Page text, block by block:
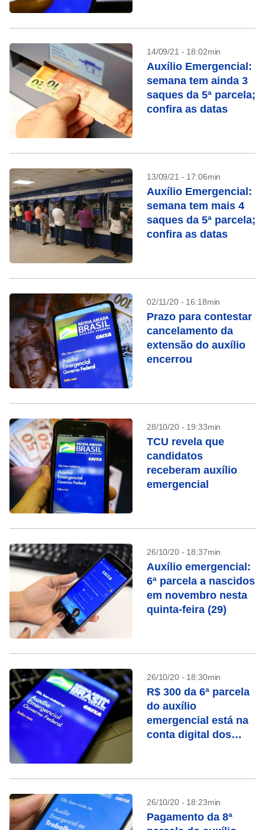
14/09/21 - 18:02min
Auxílio Emergencial:
semana tem ainda 3
saques da 5ª parcela;
confira as datas
13/09/21 - 17:06min
Auxílio Emergencial:
semana tem mais 4
saques da 5ª parcela;
confira as datas
02/11/20 - 16:18min
Prazo para contestar
cancelamento da
extensão do auxílio
encerrou
28/10/20 - 19:33min
TCU revela que
candidatos
receberam auxílio
emergencial
26/10/20 - 18:37min
Auxílio emergencial:
6ª parcela a nascidos
em novembro nesta
quinta-feira (29)
26/10/20 - 18:30min
R$ 300 da 6ª parcela
do auxílio
emergencial está na
conta digital dos
26/10/20 - 18:23min
Pagamento da 8ª